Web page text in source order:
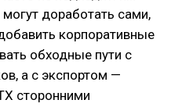
доработать сами,
корпоративные
обходные пути с
а с экспортом —
сторонними